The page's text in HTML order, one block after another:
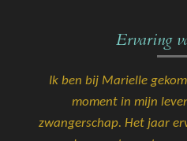
Ervaring
Ik ben bij Marielle
moment in mijn
zwangerschap. Het jaar